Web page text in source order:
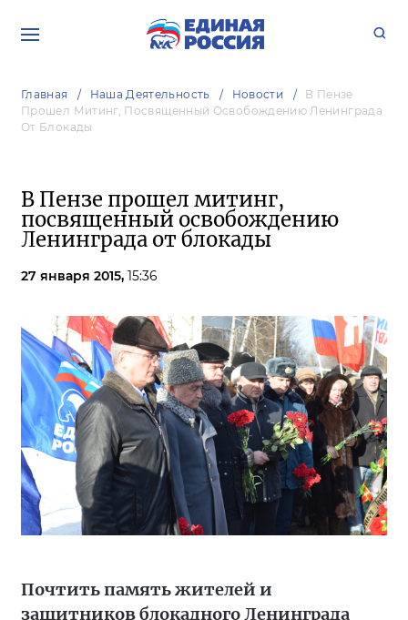
Главная Наша Деятельность Новости
В Пензе
Прошел Митинг, Посвященный Освобождению Ленинграда
От Блокады
В Пензе прошел митинг,
посвященный освобождению
Ленинграда от блокады
27 января 2015, 15:36
Почтить память жителей и
защитников блокадного Ленинграда